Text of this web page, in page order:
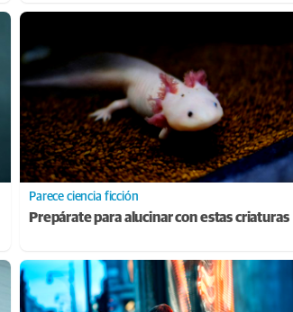
Parece ciencia ficción
Prepárate para alucinar con estas criaturas